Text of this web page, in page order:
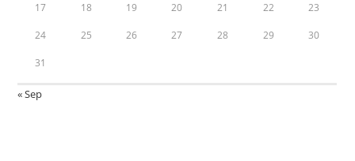
17 18 19 20 21 22 23
24 25 26 27 28 29 30
31
« Sep